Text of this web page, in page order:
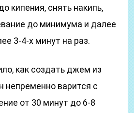
кипения, снять накипь,
до минимума и далее
3-4-х минут на раз.
как создать джем из
непременно варится с
от 30 минут до 6-8